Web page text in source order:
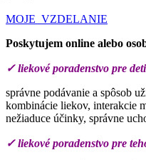
MOJE VZDELANIE
Poskytujem online alebo
✓ liekové poradenstvo pre
správne podávanie a spôsob
kombinácie liekov, interakcie
nežiaduce účinky, správne
✓ liekové poradenstvo pre